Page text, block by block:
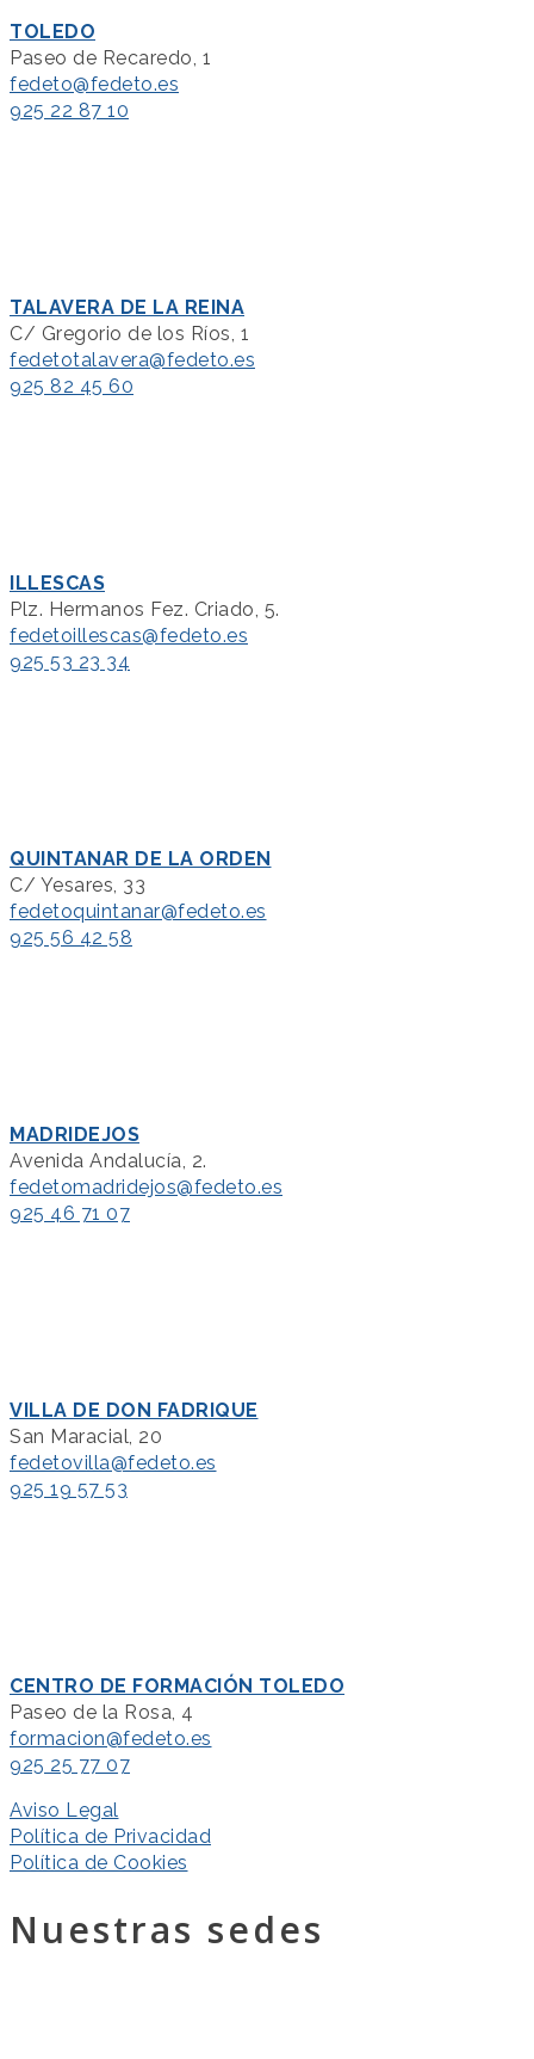
TOLEDO
Paseo de Recaredo, 1
fedeto@fedeto.es
925 22 87 10
TALAVERA DE LA REINA
C/ Gregorio de los Ríos, 1
fedetotalavera@fedeto.es
925 82 45 60
ILLESCAS
Plz. Hermanos Fez. Criado, 5.
fedetoillescas@fedeto.es
925 53 23 34
QUINTANAR DE LA ORDEN
C/ Yesares, 33
fedetoquintanar@fedeto.es
925 56 42 58
MADRIDEJOS
Avenida Andalucía, 2.
fedetomadridejos@fedeto.es
925 46 71 07
VILLA DE DON FADRIQUE
San Maracial, 20
fedetovilla@fedeto.es
925 19 57 53
CENTRO DE FORMACIÓN TOLEDO
Paseo de la Rosa, 4
formacion@fedeto.es
925 25 77 07
Aviso Legal
Política de Privacidad
Política de Cookies
Nuestras sedes